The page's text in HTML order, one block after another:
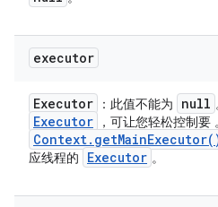
executor
Executor ：此值不能为 null
Executor ，可让您轻松控制
Context. getMainExecutor(
应线程的
Executor 。